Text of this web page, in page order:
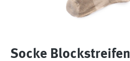
Socke Blockstreifen